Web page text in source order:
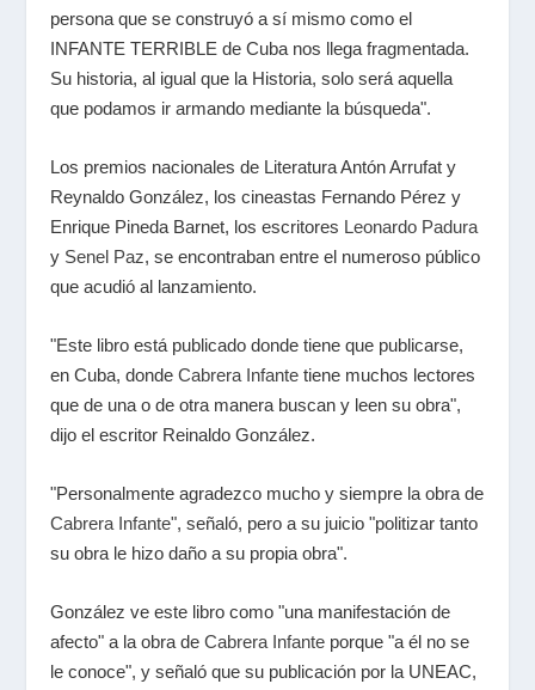
persona que se construyó a sí mismo como el
INFANTE TERRIBLE de Cuba nos llega fragmentada.
Su historia, al igual que la Historia, solo será aquella
que podamos ir armando mediante la búsqueda".
Los premios nacionales de Literatura Antón Arrufat y
Reynaldo González, los cineastas Fernando Pérez y
Enrique Pineda Barnet, los escritores Leonardo Padura
y Senel Paz, se encontraban entre el numeroso público
que acudió al lanzamiento.
"Este libro está publicado donde tiene que publicarse,
en Cuba, dondeCabrera Infante tiene muchos lectores
que de una o de otra manera buscan y leen su obra",
dijo el escritor Reinaldo González.
"Personalmente agradezco mucho y siempre la obra de
Cabrera Infante", señaló, pero a su juicio "politizar tanto
su obra le hizo daño a su propia obra".
González ve este libro como "una manifestación de
afecto" a la obra deCabrera Infante porque "a él no se
le conoce", y señaló que su publicación por la UNEAC,